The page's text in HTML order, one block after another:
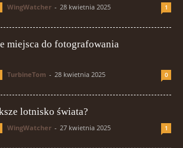
WingWatcher - 28 kwietnia 2025 1
miejsca do fotografowania
TurbineTom - 28 kwietnia 2025 0
lotnisko świata?
WingWatcher - 27 kwietnia 2025 1